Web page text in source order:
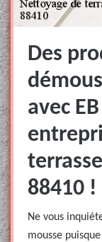
Des
avec
88410 !
Ne vous
mousse